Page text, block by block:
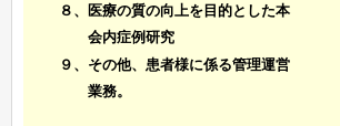
８、医療の質の向上を目的とした本
会内症例研究
９、その他、患者様に係る管理運営
業務。